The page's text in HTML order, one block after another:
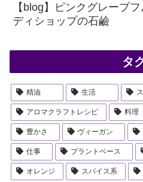
【blog】ピンクグレープ
ディショップの石鹼
タ
精油 生活
アロマクラフトレシピ 料理
豊かさ ヴィーガン
仕事 プラントベース
オレンジ スパイス系